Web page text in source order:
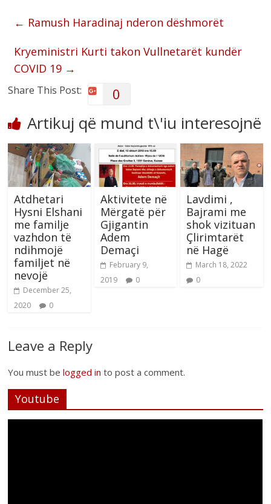
← Ramush Haradinaj nderon dëshmorët
Kryeministri Kurti takon Vullnetarët kundër
COVID 19 →
Share This Post: 0
Artikuj që mund t\'iu interesojnë
Atdhetari
Hysni Elshani
me familje
vazhdon të
ndihmojë
familjet në
nevojë
December 25,
2020
0
Aktivitete në
Mërgatë për
Gjigantin
Adem
Demaçi
February 9,
2019
0
Lavdimi ,
Bajrami me
shok vizituan
Çlirimtarët
në Hagë
March 18, 2022
0
Leave a Reply
You must belogged in to post a comment.
Youtube